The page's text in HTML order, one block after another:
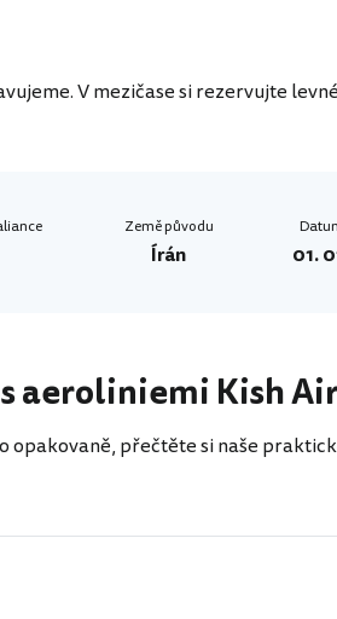
V mezičase si rezervujte
Země původu
Írán 01.
aeroliniemi Kish
opakovaně, přečtěte si naše